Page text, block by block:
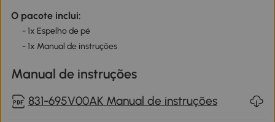
O pacote inclui:
- 1x Espelho de pé
- 1x Manual de instruções
Manual de instruções
831-695V00AK Manual de instruções